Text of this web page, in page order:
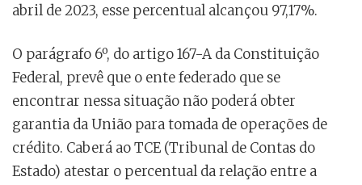
abril de 2023, esse percentual alcançou 97,17%.
O parágrafo 6º, do artigo 167-A da Constituição
Federal, prevê que o ente federado que se
encontrar nessa situação não poderá obter
garantia da União para tomada de operações de
crédito. Caberá ao TCE (Tribunal de Contas do
Estado) atestar o percentual da relação entre a